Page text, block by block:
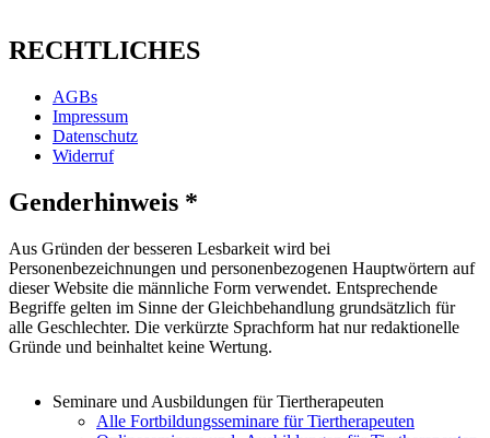
RECHTLICHES
AGBs
Impressum
Datenschutz
Widerruf
Genderhinweis *
Aus Gründen der besseren Lesbarkeit wird bei
Personenbezeichnungen und personenbezogenen Hauptwörtern auf
dieser Website die männliche Form verwendet. Entsprechende
Begriffe gelten im Sinne der Gleichbehandlung grundsätzlich für
alle Geschlechter. Die verkürzte Sprachform hat nur redaktionelle
Gründe und beinhaltet keine Wertung.
Seminare und Ausbildungen für Tiertherapeuten
Alle Fortbildungsseminare für Tiertherapeuten